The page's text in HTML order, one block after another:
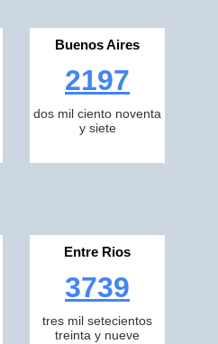
Buenos Aires
2197
dos mil ciento noventa
y siete
Entre Rios
3739
tres mil setecientos
treinta y nueve